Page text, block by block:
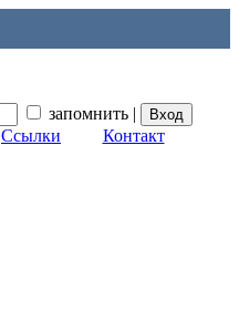
запомнить |
Ссылки Контакт